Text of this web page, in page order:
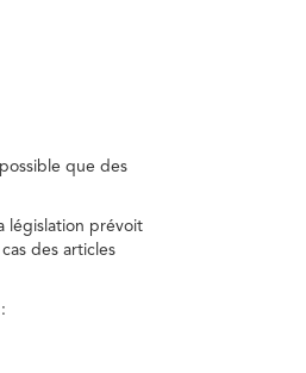
que des
législation prévoit
des articles